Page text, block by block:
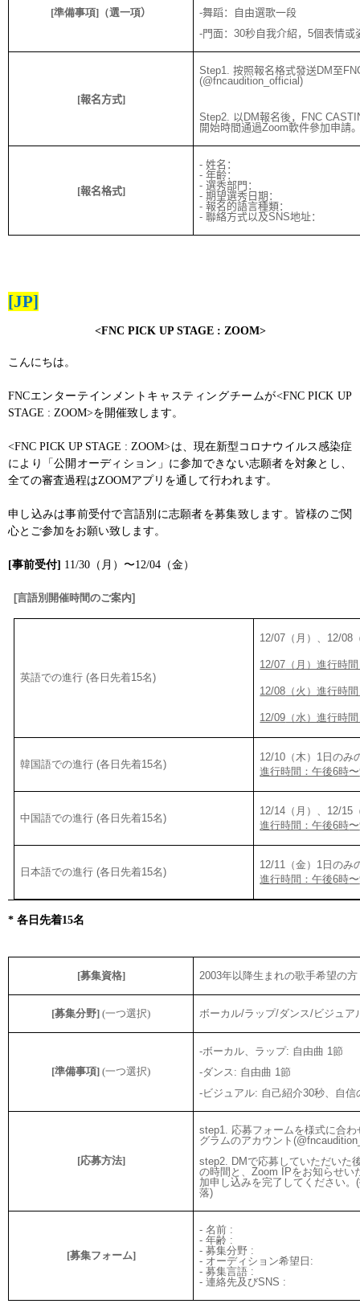
[準備事項] （選一項）
-舞蹈：自由選歌一段
-門面：30秒自我介紹，5個表情或
[報名方式]
Step1.按照報名格式發送DM 至
(@fncaudition_official)
Step2. 以 DM報名後，
FNC
開始時間通過Zoom軟件參加申請
[報名格式]
-姓名：
-年齡：
-選秀部門：
-期望選秀日期：
-報名的語言種類：
-聯絡方式以及SNS地址：
[JP]
<FNC PICK UP STAGE : ZOOM>
こんにちは。
FNCエンタ ー テインメントキャスティングチー ムが<FNC PICK UP
STAGE : ZOOM>を開催致します。
<FNC PICK UP STAGE : ZOOM>は、現在新型コロナウイルス感染症
により「公開オーディション」に参加できない志願者を対象とし、
全ての審査過程はZOOMアプリを通して行われます。
申し 込みは事前受付で言語別に志願者を募集致します 。 皆様のご関
心とご参加をお願い致します。
[事前受付] 11/30 （月）〜12/04 （金）
[言語別開催時間のご案内]
英語での進行(各日先着15名)
12/07 （月）、 12/08
12/07 （月）進行時
12/08 （火）進行時
12/09 （水）進行時
韓国語での進行(各日先着15名)
12/10 （木） 1 日のみ
進行時間：午後6時〜
中国語での進行(各日先着15名)
12/14 （月）、 12/15
進行時間：午後6時〜
日本語での進行(各日先着15名)
12/11 （金） 1 日のみ
進行時間：午後6時〜
* 各日先着15名
[募集資格] 2003年以降生まれの歌手希望の
[募集分野] (一つ選択) ボー カル/ラップ/ダンス/ビジュア
[準備事項] (一つ選択)
-ボー カル、ラップ: 自由曲 1節
-ダンス : 自由曲 1節
-ビジュアル: 自己紹介30秒、自信
[応募方法]
step1. 応募フォ ームを様式に合わ
グラムのアカウント
step2. DM で応募していただいた
の時間と、Zoom IPをお知らせい
加申し込みを完了してください。(
落)
[募集フォーム]
-名前 :
-年齢 :
-募集分野 :
- オーディション希望日 :
-募集言語 :
-連絡先及びSNS :